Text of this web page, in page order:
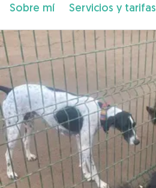
Sobre mí Servicios y tarifas